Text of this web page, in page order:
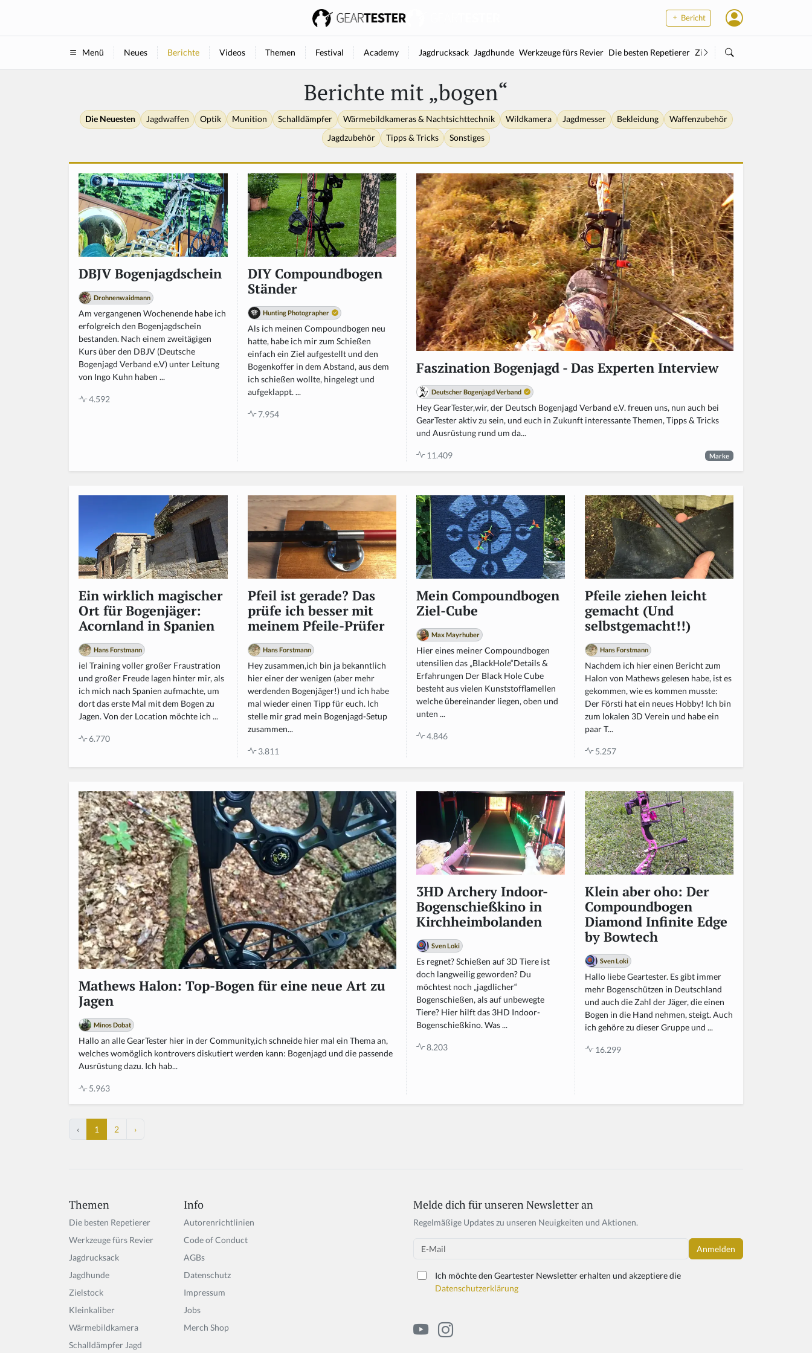
Bericht
Menü Neues Berichte Videos Themen Festival Academy Jagdrucksack Jagdhunde Werkzeuge fürs Revier Die besten Repetierer Zielstock
Berichte mit „bogen“
Die Neuesten Jagdwaffen Optik Munition Schalldämpfer Wärmebildkameras & Nachtsichttechnik Wildkamera Jagdmesser Bekleidung
Waffenzubehör
Jagdzubehör
Tipps & Tricks Sonstiges
DBJV Bogenjagdschein
Drohnenwaidmann
Am vergangenen Wochenende habe ich
erfolgreich den Bogenjagdschein
bestanden. Nach einem zweitägigen
Kurs über den DBJV (Deutsche
Bogenjagd Verband e.V) unter Leitung
von Ingo Kuhn haben ...
4.592
DIY Compoundbogen
Ständer
Hunting Photographer
Als ich meinen Compoundbogen neu
hatte, habe ich mir zum Schießen
einfach ein Ziel aufgestellt und den
Bogenkoffer in dem Abstand, aus dem
ich schießen wollte, hingelegt und
aufgeklappt. ...
7.954
Faszination Bogenjagd - Das Experten Interview
Deutscher Bogenjagd Verband
Hey GearTester,wir, der Deutsch Bogenjagd Verband e.V. freuen uns, nun auch bei
GearTester aktiv zu sein, und euch in Zukunft interessante Themen, Tipps & Tricks
und Ausrüstung rund um da...
11.409 Marke
Ein wirklich magischer
Ort für Bogenjäger:
Acornland in Spanien
Hans Forstmann
iel Training voller großer Fraustration
und großer Freude lagen hinter mir, als
ich mich nach Spanien aufmachte, um
dort das erste Mal mit dem Bogen zu
Jagen. Von der Location möchte ich ...
6.770
Pfeil ist gerade? Das
prüfe ich besser mit
meinem Pfeile-Prüfer
Hans Forstmann
Hey zusammen,ich bin ja bekanntlich
hier einer der wenigen (aber mehr
werdenden Bogenjäger!) und ich habe
mal wieder einen Tipp für euch. Ich
stelle mir grad mein Bogenjagd-Setup
zusammen...
3.811
Mein Compoundbogen
Ziel-Cube
Max Mayrhuber
Hier eines meiner Compoundbogen
utensilien das „BlackHole“Details &
Erfahrungen Der Black Hole Cube
besteht aus vielen Kunststofflamellen
welche übereinander liegen, oben und
unten ...
4.846
Pfeile ziehen leicht
gemacht (Und
selbstgemacht!!)
Hans Forstmann
Nachdem ich hier einen Bericht zum
Halon von Mathews gelesen habe, ist es
gekommen, wie es kommen musste:
Der Försti hat ein neues Hobby! Ich bin
zum lokalen 3D Verein und habe ein
paar T...
5.257
Mathews Halon: Top-Bogen für eine neue Art zu
Jagen
Minos Dobat
Hallo an alle GearTester hier in der Community,ich schneide hier mal ein Thema an,
welches womöglich kontrovers diskutiert werden kann: Bogenjagd und die passende
Ausrüstung dazu. Ich hab...
5.963
3HD Archery Indoor-
Bogenschießkino in
Kirchheimbolanden
Sven Loki
Es regnet? Schießen auf 3D Tiere ist
doch langweilig geworden? Du
möchtest noch „jagdlicher“
Bogenschießen, als auf unbewegte
Tiere? Hier hilft das 3HD Indoor-
Bogenschießkino. Was ...
8.203
Klein aber oho: Der
Compoundbogen
Diamond Infinite Edge
by Bowtech
Sven Loki
Hallo liebe Geartester. Es gibt immer
mehr Bogenschützen in Deutschland
und auch die Zahl der Jäger, die einen
Bogen in die Hand nehmen, steigt. Auch
ich gehöre zu dieser Gruppe und ...
16.299
‹ 1 2 ›
Themen
Die besten Repetierer
Werkzeuge fürs Revier
Jagdrucksack
Jagdhunde
Zielstock
Kleinkaliber
Wärmebildkamera
Schalldämpfer Jagd
Info
Autorenrichtlinien
Code of Conduct
AGBs
Datenschutz
Impressum
Jobs
Merch Shop
Melde dich für unseren Newsletter an
Regelmäßige Updates zu unseren Neuigkeiten und Aktionen.
Email
Ich möchte den Geartester Newsletter erhalten und akzeptiere die
Datenschutzerklärung